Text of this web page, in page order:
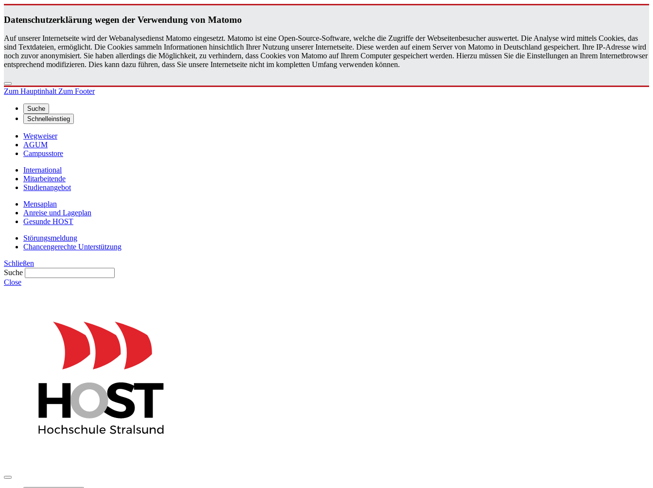
Da­ten­schutz­er­klä­rung wegen der Ver­wen­dung von Ma­to­mo
Auf unserer Internetseite wird der Webanalysedienst Matomo eingesetzt. Matomo ist eine Open-Source-Software, welche die Zugriffe der Webseitenbesucher auswertet. Die Analyse wird mittels Cookies, das
sind Textdateien, ermöglicht. Die Cookies sammeln Informationen hinsichtlich Ihrer Nutzung unserer Internetseite. Diese werden auf einem Server von Matomo in Deutschland gespeichert. Ihre IP-Adresse wird
noch zuvor anonymisiert. Sie haben allerdings die Möglichkeit, zu verhindern, dass Cookies von Matomo auf Ihrem Computer gespeichert werden. Hierzu müssen Sie die Einstellungen an Ihrem Internetbrowser
entsprechend modifizieren. Dies kann dazu führen, dass Sie unsere Internetseite nicht im kompletten Umfang verwenden können.
Zum HauptinhaltZum Footer
Suche
Schnelleinstieg
Wegweiser
AGUM
Campusstore
International
Mitarbeitende
Studienangebot
Mensaplan
Anreise und Lageplan
Gesunde HOST
Störungsmeldung
Chancengerechte Unterstützung
Schließen
Suche
Close